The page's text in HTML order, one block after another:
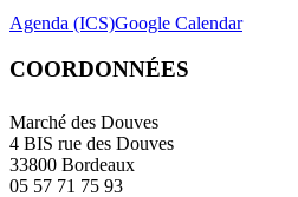
Agenda (ICS)Google Calendar
COORDONNÉES
Marché des Douves
4 BIS rue des Douves
33800 Bordeaux
05 57 71 75 93